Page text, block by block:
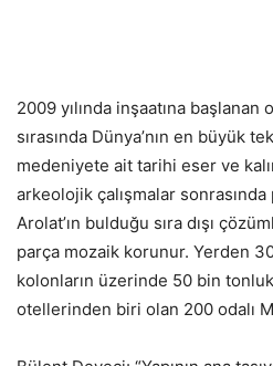
2009 yılında inşaatına
sırasında Dünya’nın en büyük
medeniyete ait tarihi eser ve
arkeolojik çalışmalar
Arolat’ın bulduğu sıra dışı
parça mozaik korunur. Yerden
kolonların üzerinde 50 bin
otellerinden biri olan 200 odalı